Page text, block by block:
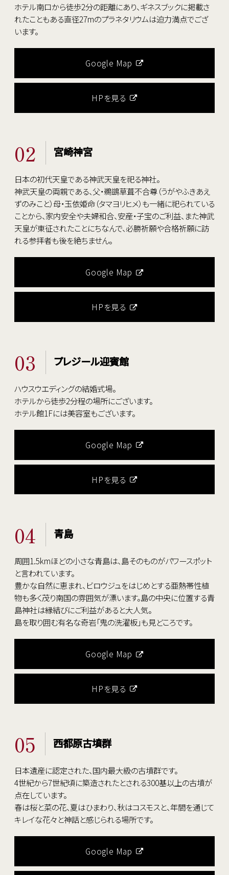
ホテル南口から徒歩2分の距離にあり、ギネスブックに掲載さ
れたこともある直径27mのプラネタリウムは迫力満点でござ
います。
Google Map
HPを見る
02 宮崎神宮
日本の初代天皇である神武天皇を祀る神社。
神武天皇の両親である、父・鵜鷀草葺不合尊（うがやふきあえ
ずのみこと）母・玉依姫命（タマヨリヒメ）も一緒に祀られている
ことから、家内安全や夫婦和合、安産・子宝のご利益、また神武
天皇が東征されたことにちなんで、必勝祈願や合格祈願に訪
れる参拝者も後を絶ちません。
Google Map
HPを見る
03 プレジール迎賓館
ハウスウエディングの結婚式場。
ホテルから徒歩2分程の場所にございます。
ホテル館1Fには美容室もございます。
Google Map
HPを見る
04 青島
周囲1.5kmほどの小さな青島は、島そのものがパワースポット
と言われています。
豊かな自然に恵まれ、ビロウジュをはじめとする亜熱帯性植
物も多く茂り南国の雰囲気が漂います。島の中央に位置する青
島神社は縁結びにご利益があると大人気。
島を取り囲む有名な奇岩「鬼の洗濯板」も見どころです。
Google Map
HPを見る
05 西都原古墳群
日本遺産に認定された、国内最大級の古墳群です。
4世紀から7世紀頃に築造されたとされる300基以上の古墳が
点在しています。
春は桜と菜の花、夏はひまわり、秋はコスモスと、年間を通じて
キレイな花々と神話と感じられる場所です。
Google Map